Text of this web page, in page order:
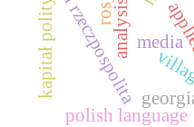
ii rzeczpospolitamedia
polish language
kapitał polityczny